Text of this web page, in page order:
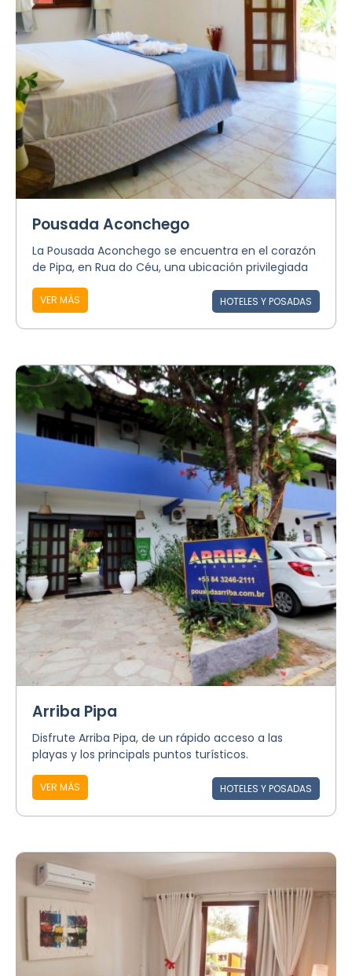
Pousada Aconchego
La Pousada Aconchego se encuentra en el corazón
de Pipa, en Rua do Céu, una ubicación privilegiada
VER MÁS HOTELES Y POSADAS
Arriba Pipa
Disfrute Arriba Pipa, de un rápido acceso a las
playas y los principals puntos turísticos.
VER MÁS HOTELES Y POSADAS